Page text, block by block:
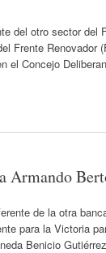
del otro sector del
Frente Renovador
el Concejo
Armando
de la otra
para la Victoria
Benicio